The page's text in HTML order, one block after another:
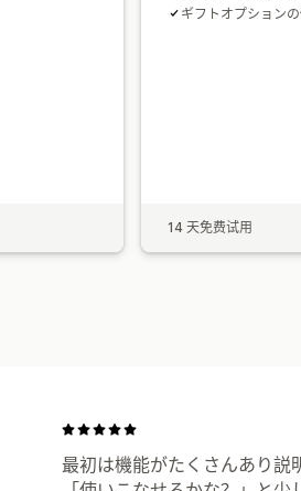
ギフトオプション
14 天免费试用
最初は機能がたくさんあり説